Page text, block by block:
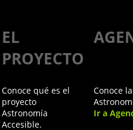
EL
PROYECTO
Conoce qué es el
proyecto
Astronomía
Accesible.
Conoce
Ir a
Entre
Mirar